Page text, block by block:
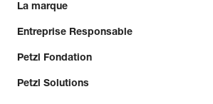
La marque
Entreprise Responsable
Petzl Fondation
Petzl Solutions